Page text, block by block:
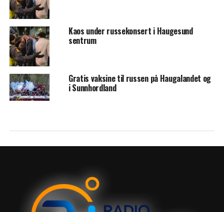
Kaos under russekonsert i Haugesund
sentrum
Gratis vaksine til russen på Haugalandet og
i Sunnhordland